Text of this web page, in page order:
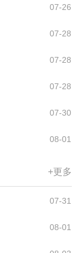
07-26
07-28
07-28
07-28
07-30
08-01
+更多
07-31
08-01